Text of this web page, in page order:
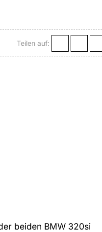
Teilen auf:
beiden BMW 320si